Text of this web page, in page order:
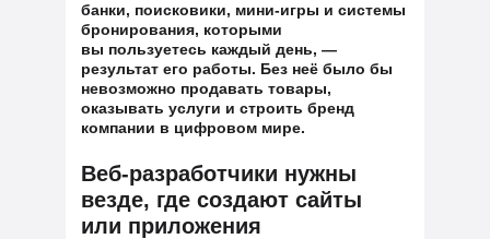
банки, поисковики, мини-игры и системы
бронирования, которыми
вы пользуетесь каждый день, —
результат его работы. Без неё было бы
невозможно продавать товары,
оказывать услуги и строить бренд
компании в цифровом мире.
Веб-разработчики нужны
везде, где создают сайты
или приложения